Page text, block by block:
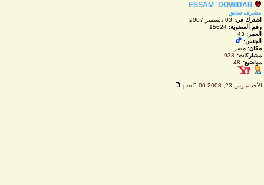
ESSAM_DOWIDAR
مشرف سابق
اشترك في:03 ديسمبر 2007
رقم العضوية:15624
العمر: 43
الجنس:
مكان:مصر
مشاركات:
938
مواضيع:
48
الأحد مارس 23, 2008 5:00 pm